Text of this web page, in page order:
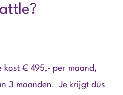
kost € 495,- per maand,
3 maanden. Je krijgt dus